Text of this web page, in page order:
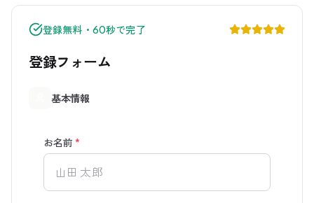
登録無料・60秒で完了
登録フォーム
基本情報
お名前 *